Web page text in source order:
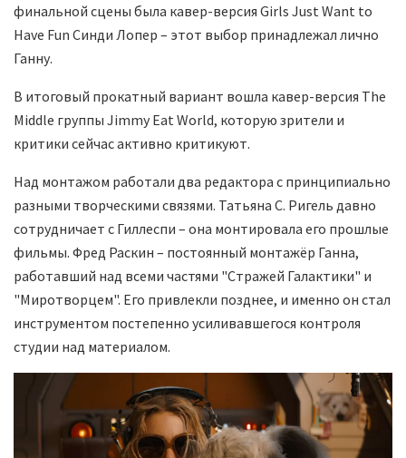
финальной сцены была кавер-версия Girls Just Want to
Have Fun Синди Лопер – этот выбор принадлежал лично
Ганну.
В итоговый прокатный вариант вошла кавер-версия The
Middle группы Jimmy Eat World, которую зрители и
критики сейчас активно критикуют.
Над монтажом работали два редактора с принципиально
разными творческими связями. Татьяна С. Ригель давно
сотрудничает с Гиллеспи – она монтировала его прошлые
фильмы. Фред Раскин – постоянный монтажёр Ганна,
работавший над всеми частями "Стражей Галактики" и
"Миротворцем". Его привлекли позднее, и именно он стал
инструментом постепенно усиливавшегося контроля
студии над материалом.